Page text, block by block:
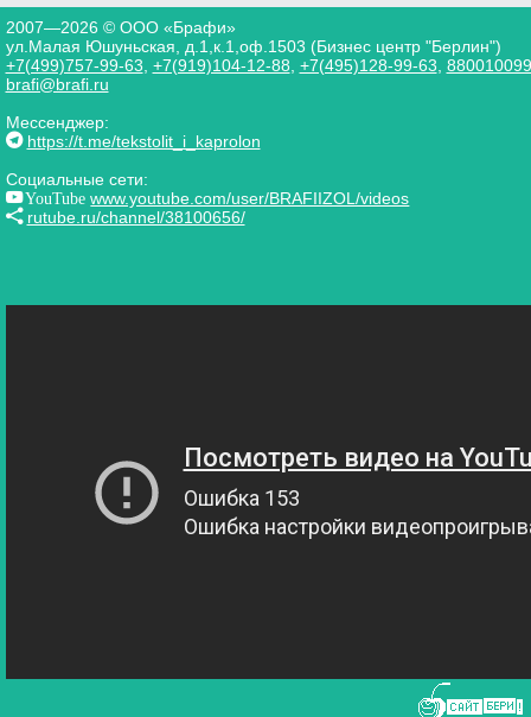
2007—2026 © ООО «Брафи»
ул.Малая Юшуньская, д.1,к.1,оф.1503 (Бизнес центр "Берлин")
+7(499)757-99-63 +7(919)104-12-88 +7(495)128-99-63
brafi@brafi.ru
Мессенджер:
https://t.me/tekstolit_i_kaprolon
Социальные сети:
YouTube www.youtube.com/user/BRAFIIZOL/videos
rutube.ru/channel/38100656/